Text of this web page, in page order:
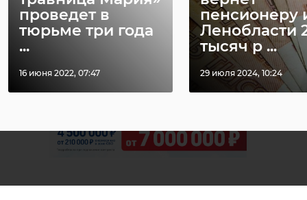
проведет в
тюрьме три года
...
16 июня 2022, 07:47
пенсионеру
Ленобласти
тысяч р ...
29 июля 2024, 10:24
Поделиться статьей: